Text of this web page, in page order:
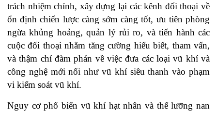
trách nhiệm chính, xây dựng lại các kênh đối thoại về
ổn định chiến lược càng sớm càng tốt, ưu tiên phòng
ngừa khủng hoảng, quản lý rủi ro, và tiến hành các
cuộc đối thoại nhằm tăng cường hiểu biết, tham vấn,
và thậm chí đàm phán về việc đưa các loại vũ khí và
công nghệ mới nổi như vũ khí siêu thanh vào phạm
vi kiểm soát vũ khí.
Nguy cơ phổ biến vũ khí hạt nhân và thế lưỡng nan